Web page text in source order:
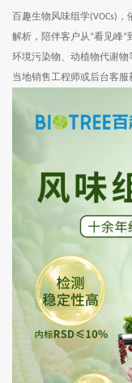
百趣生物风味组学(VOCs)
解析，陪伴客户从“看见峰”
环境污染物、动植物代谢
当地销售工程师或后台客服